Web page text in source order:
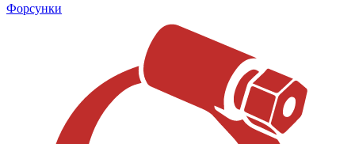
Форсунки